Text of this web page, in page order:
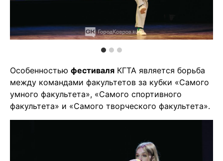
Особенностью фестиваля КГТА является борьба
между командами факультетов за кубки «Самого
умного факультета», «Самого спортивного
факультета» и «Самого творческого факультета».